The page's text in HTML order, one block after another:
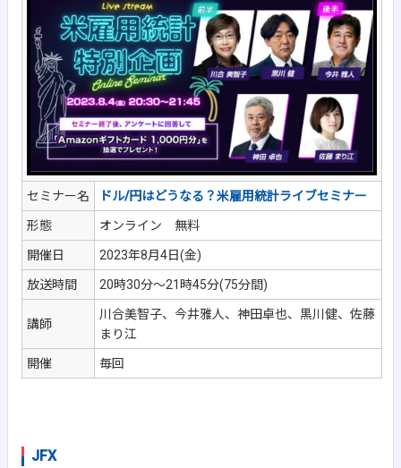
セミナー名 ドル/円はどうなる？米雇用統計ライブセミナー
形態 オンライン 無料
開催日 2023年8月4日(金)
放送時間 20時30分～21時45分(75分間)
講師
川合美智子、今井雅人、神田卓也、黒川健、佐藤
まり江
開催 毎回
JFX